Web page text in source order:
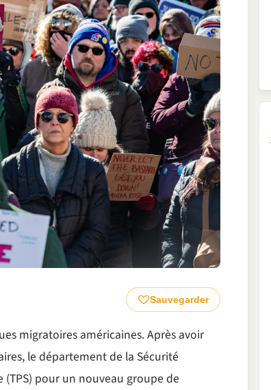
Sauvegarder
migratoires américaines. Après avoir
le département de la Sécurité
pour un nouveau groupe de